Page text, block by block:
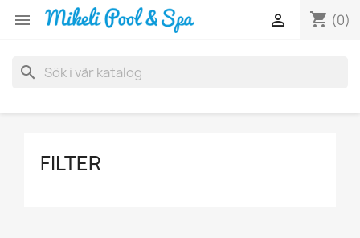
 shopping_cart (0)

search
FILTER